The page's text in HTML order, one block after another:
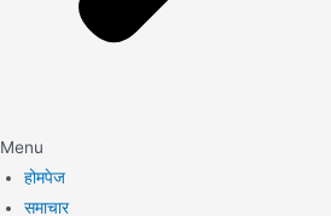
Menu
होमपेज
समाचार